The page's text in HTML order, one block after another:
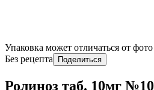
Упаковка может отличаться от фото
Без рецепта
Поделиться
Ролиноз таб. 10мг №10